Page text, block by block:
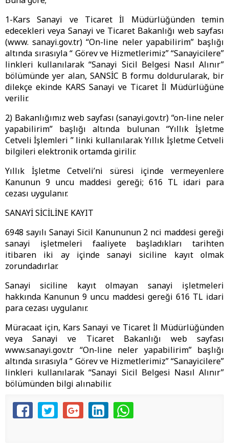
1-Kars Sanayi ve Ticaret İl Müdürlüğünden temin
edecekleri veya Sanayi ve Ticaret Bakanlığı web sayfası
(www. sanayi.gov.tr) “On-line neler yapabilirim” başlığı
altında sırasıyla “ Görev ve Hizmetlerimiz” “Sanayicilere”
linkleri kullanılarak “Sanayi Sicil Belgesi Nasıl Alınır”
bölümünde yer alan, SANSİC B formu doldurularak, bir
dilekçe ekinde KARS Sanayi ve Ticaret İl Müdürlüğüne
verilir.
2) Bakanlığımız web sayfası (sanayi.gov.tr) “on-line neler
yapabilirim” başlığı altında bulunan “Yıllık İşletme
Cetveli İşlemleri ” linki kullanılarak Yıllık İşletme Cetveli
bilgileri elektronik ortamda girilir.
Yıllık İşletme Cetveli’ni süresi içinde vermeyenlere
Kanunun 9 uncu maddesi gereği; 616 TL idari para
cezası uygulanır.
SANAYİ SİCİLİNE KAYIT
6948 sayılı Sanayi Sicil Kanununun 2 nci maddesi gereği
sanayi işletmeleri faaliyete başladıkları tarihten
itibaren iki ay içinde sanayi siciline kayıt olmak
zorundadırlar.
Sanayi siciline kayıt olmayan sanayi işletmeleri
hakkında Kanunun 9 uncu maddesi gereği 616 TL idari
para cezası uygulanır.
Müracaat için, Kars Sanayi ve Ticaret İl Müdürlüğünden
veya Sanayi ve Ticaret Bakanlığı web sayfası
www.sanayi.gov.tr “On-line neler yapabilirim” başlığı
altında sırasıyla “ Görev ve Hizmetlerimiz” “Sanayicilere”
linkleri kullanılarak “Sanayi Sicil Belgesi Nasıl Alınır”
bölümünden bilgi alınabilir.